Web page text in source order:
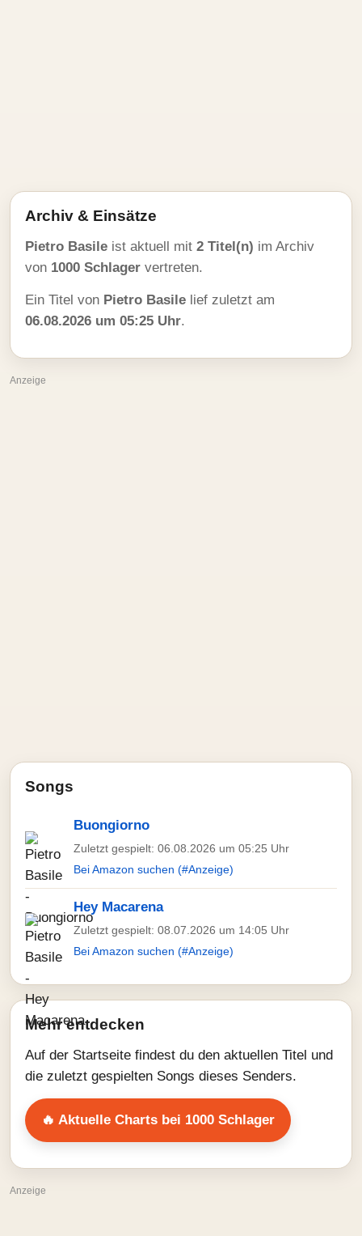
Archiv & Einsätze
Pietro Basile ist aktuell mit 2 Titel(n) im Archiv
von 1000 Schlager vertreten.
Ein Titel von Pietro Basile lief zuletzt am
06.08.2026 um 05:25 Uhr.
Anzeige
Songs
Buongiorno
Zuletzt gespielt: 06.08.2026 um 05:25 Uhr
Bei Amazon suchen (#Anzeige)
Hey Macarena
Zuletzt gespielt: 08.07.2026 um 14:05 Uhr
Bei Amazon suchen (#Anzeige)
Mehr entdecken
Auf der Startseite findest du den aktuellen Titel und
die zuletzt gespielten Songs dieses Senders.
🔥 Aktuelle Charts bei 1000 Schlager
Anzeige